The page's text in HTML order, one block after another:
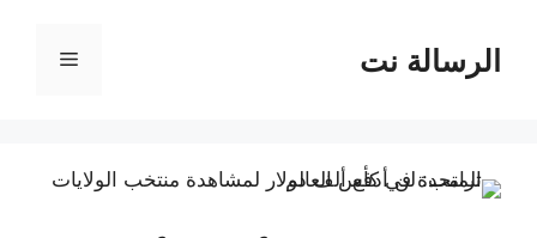
المحتوىالرسالة نت القائمة